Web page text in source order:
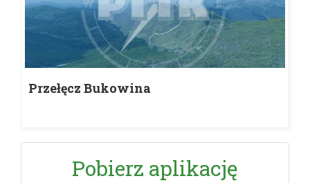
Przełęcz Bukowina
Pobierz aplikację